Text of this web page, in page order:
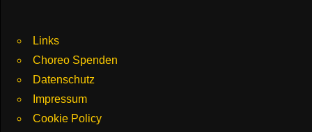
Links
Choreo Spenden
Datenschutz
Impressum
Cookie Policy